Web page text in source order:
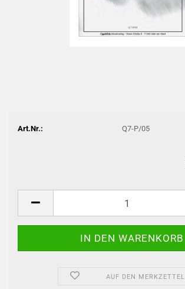
Art.Nr.: Q7-P/05
AUF DEN MERKZETTEL